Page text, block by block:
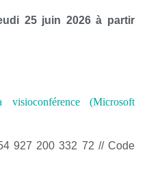
udi 25 juin 2026 à partir
visioconférence(Microsoft
927 200 332 72 // Code